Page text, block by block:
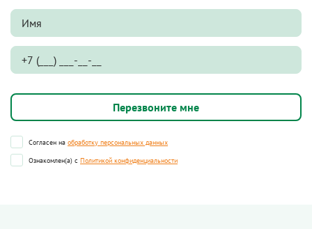
Согласен на обработку персональных данных
Ознакомлен(а) с Политикой конфиденциальности